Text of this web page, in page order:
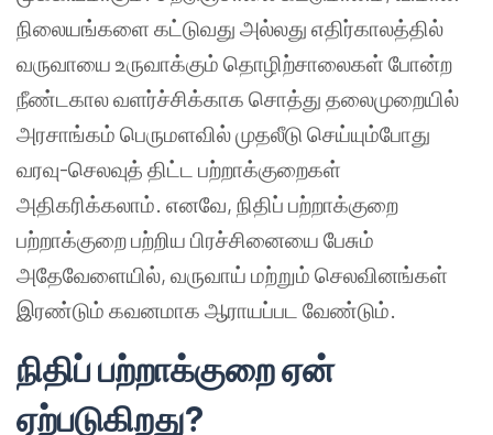
நிலையங்களை கட்டுவது அல்லது எதிர்காலத்தில்
வருவாயை உருவாக்கும் தொழிற்சாலைகள் போன்ற
நீண்டகால வளர்ச்சிக்காக சொத்து தலைமுறையில்
அரசாங்கம் பெருமளவில் முதலீடு செய்யும்போது
வரவு-செலவுத் திட்ட பற்றாக்குறைகள்
அதிகரிக்கலாம். எனவே, நிதிப் பற்றாக்குறை
பற்றாக்குறை பற்றிய பிரச்சினையை பேசும்
அதேவேளையில், வருவாய் மற்றும் செலவினங்கள்
இரண்டும் கவனமாக ஆராயப்பட வேண்டும்.
நிதிப் பற்றாக்குறை ஏன்
ஏற்படுகிறது?